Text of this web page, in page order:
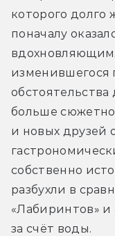
которого
поначалу
изменившегося
обстоятельства
больше
и новых друзей
собственно
разбухли в
«Лабиринтов» и
за счёт воды.